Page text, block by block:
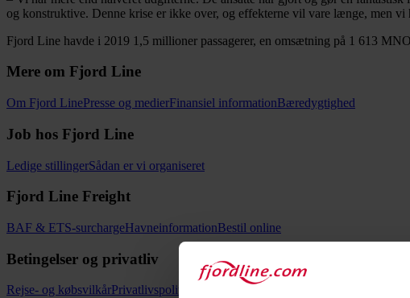
og konstruktive. Denne krise er ikke over, og effekterne vil vare længe, men
Fjord Line havde i 2019 1,5 millioner passagerer, en omsætning på 1 613
Mere om Fjord Line
Om Fjord LinePresse og medierFinansiel informationBæredygtighed
Job hos Fjord Line
Ledige stillingerSådan er vi organiseret
Fjord Line Freight
BAF & ETS-surchargeHavneinformationBestil online
Betingelser og privatliv
Rejse- og købsvilkårPrivatlivspolitik